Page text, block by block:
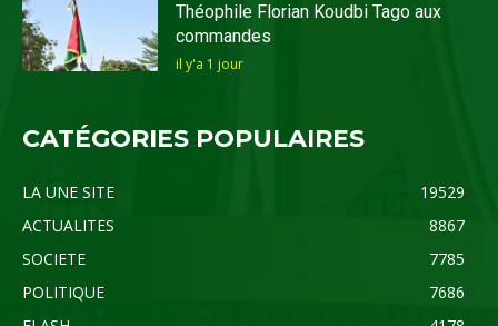
Théophile Florian Koudbi Tago aux
commandes
il y'a 1 jour
CATÉGORIES POPULAIRES
LA UNE SITE
19529
ACTUALITES
8867
SOCIETE
7785
POLITIQUE
7686